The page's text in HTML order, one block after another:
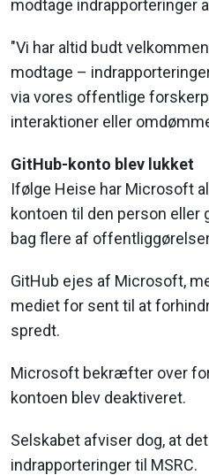
modtage indrapporteringer
"Vi har altid budt
modtage –
via vores offentlige
interaktioner eller
GitHub-konto blev lukket
Ifølge Heise har Microsoft
kontoen til den person eller
bag flere af
GitHub ejes af Microsoft,
mediet for sent til at
spredt.
Microsoft bekræfter over
kontoen blev deaktiveret.
Selskabet afviser dog, at
indrapporteringer til MSRC.